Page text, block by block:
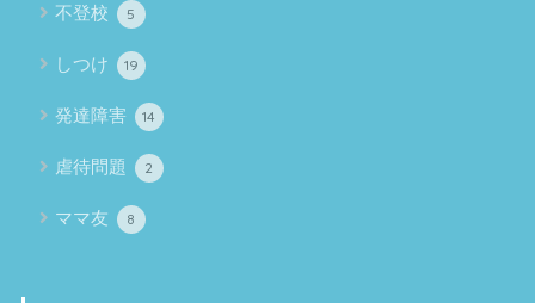
不登校 5
しつけ 19
発達障害 14
虐待問題 2
ママ友 8